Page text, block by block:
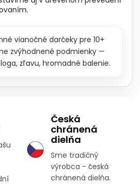
vianočné darčeky pre 10+
zvýhodnené podmienky —
zľavu, hromadné balenie.
Česká
chránená
dielňa
Sme tradičný
výrobca - česká
chránená dielňa.